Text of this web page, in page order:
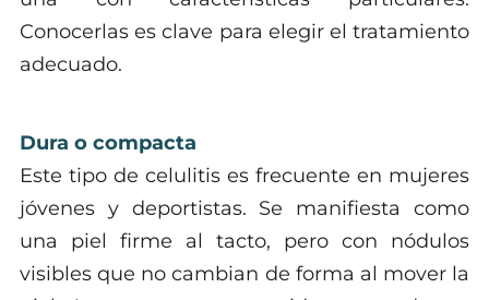
Conocerlas es clave para elegir el tratamiento
adecuado.
Dura o compacta
Este tipo de celulitis es frecuente en mujeres
jóvenes y deportistas. Se manifiesta como
una piel firme al tacto, pero con nódulos
visibles que no cambian de forma al mover la